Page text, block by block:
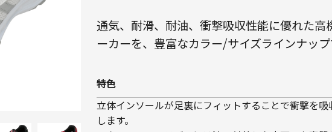
通気、耐滑、耐油、衝撃吸収性能に優れた高
ーカーを、豊富なカラー/サイズラインナップ
特色
立体インソールが足裏にフィットすることで衝撃を
します。